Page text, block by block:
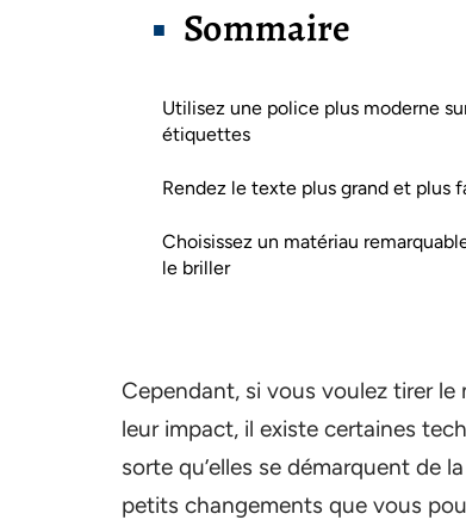
Sommaire
Utilisez une police plus moderne
étiquettes
Rendez le texte plus grand et plus
Choisissez un matériau
le briller
Cependant, si vous voulez tirer
leur impact, il existe certaines
sorte qu’elles se démarquent de
petits changements que vous